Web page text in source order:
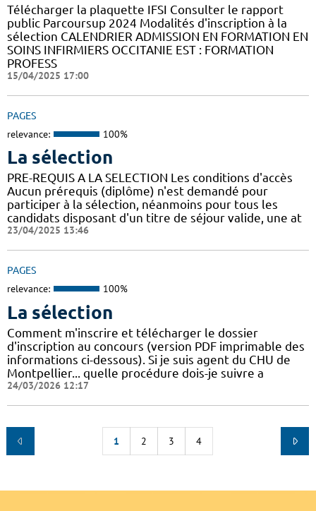
Télécharger la plaquette IFSI Consulter le rapport
public Parcoursup 2024 Modalités d'inscription à la
sélection CALENDRIER ADMISSION EN FORMATION EN
SOINS INFIRMIERS OCCITANIE EST : FORMATION
PROFESS
15/04/2025 17:00
PAGES
relevance: 100%
La sélection
PRE-REQUIS A LA SELECTION Les conditions d'accès
Aucun prérequis (diplôme) n'est demandé pour
participer à la sélection, néanmoins pour tous les
candidats disposant d'un titre de séjour valide, une at
23/04/2025 13:46
PAGES
relevance: 100%
La sélection
Comment m'inscrire et télécharger le dossier
d'inscription au concours (version PDF imprimable des
informations ci-dessous). Si je suis agent du CHU de
Montpellier... quelle procédure dois-je suivre a
24/03/2026 12:17
1 2 3 4